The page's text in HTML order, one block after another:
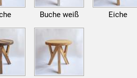
Buche weiß Eiche